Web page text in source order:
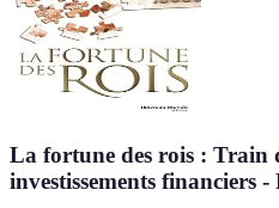
La fortune des rois : Train
investissements financiers